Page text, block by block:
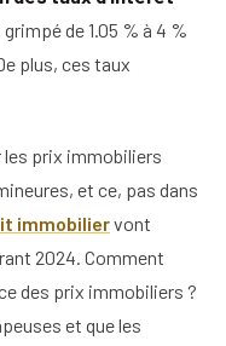
de 1.05 % à 4 %
plus, ces taux
les prix immobiliers
et ce, pas dans
immobiliervont
2024. Comment
des prix immobiliers ?
et que les